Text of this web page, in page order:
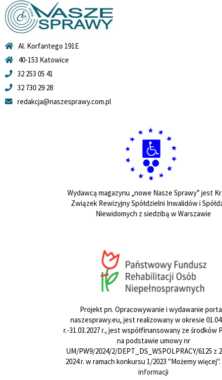
Al. Korfantego 191E
40-153 Katowice
32 253 05 41
32 730 29 28
redakcja@naszesprawy.com.pl
Wydawcą magazynu „nowe Nasze Sprawy” jest
Związek Rewizyjny Spółdzielni Inwalidów i
Niewidomych z siedzibą w Warszawie
Projekt pn. Opracowywanie i wydawanie
naszesprawy.eu, jest realizowany w okresie
r.-31.03.2027 r., jest współfinansowany ze środków
na podstawie umowy nr
UM/PW9/2024/2/DEPT_DS_WSPOLPRACY/6125 z
2024 r. w ramach konkursu 1/2023 "Możemy więcej".
informacji